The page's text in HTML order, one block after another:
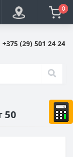
0
+375 (29) 501 24 24
50